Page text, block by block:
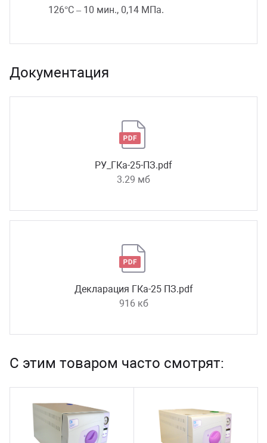
126°С – 10 мин., 0,14 МПа.
Документация
РУ_ГКа-25-ПЗ.pdf
3.29 мб
Декларация ГКа-25 ПЗ.pdf
916 кб
С этим товаром часто смотрят: